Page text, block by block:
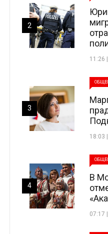
11:26
2
18:03
3
В
07:17
4